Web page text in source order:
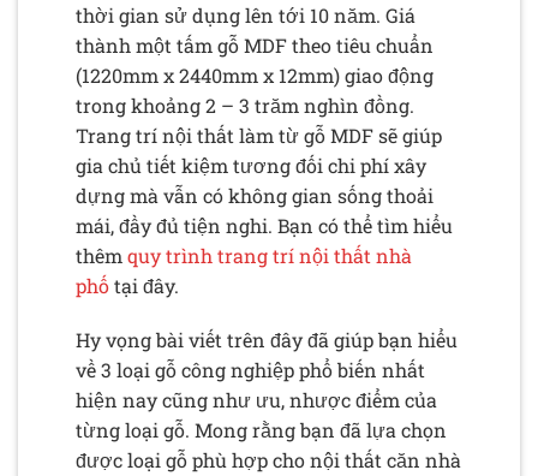
thời gian sử dụng lên tới 10 năm. Giá
thành một tấm gỗ MDF theo tiêu chuẩn
(1220mm x 2440mm x 12mm) giao động
trong khoảng 2 – 3 trăm nghìn đồng.
Trang trí nội thất làm từ gỗ MDF sẽ giúp
gia chủ tiết kiệm tương đối chi phí xây
dựng mà vẫn có không gian sống thoải
mái, đầy đủ tiện nghi. Bạn có thể tìm hiểu
thêm quy trình trang trí nội thất nhà
phốtại đây.
Hy vọng bài viết trên đây đã giúp bạn hiểu
về 3 loại gỗ công nghiệp phổ biến nhất
hiện nay cũng như ưu, nhược điểm của
từng loại gỗ. Mong rằng bạn đã lựa chọn
được loại gỗ phù hợp cho nội thất căn nhà